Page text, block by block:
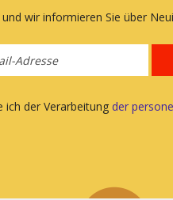
wir informieren Sie über
ich der Verarbeitung der